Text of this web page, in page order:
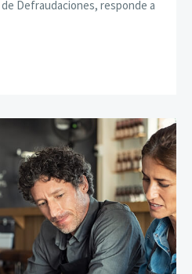
Defraudaciones, responde a